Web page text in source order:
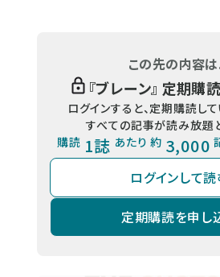
この先の内容
『ブレーン』 定期購
ログインすると、定期購読し
すべての記事が読み放題
購読 1誌 あたり 約 3,000
ログインして
定期購読を申し